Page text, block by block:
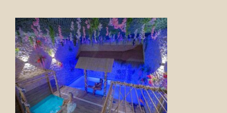
FOTO’S
INFO
OPENINGSTIJDEN